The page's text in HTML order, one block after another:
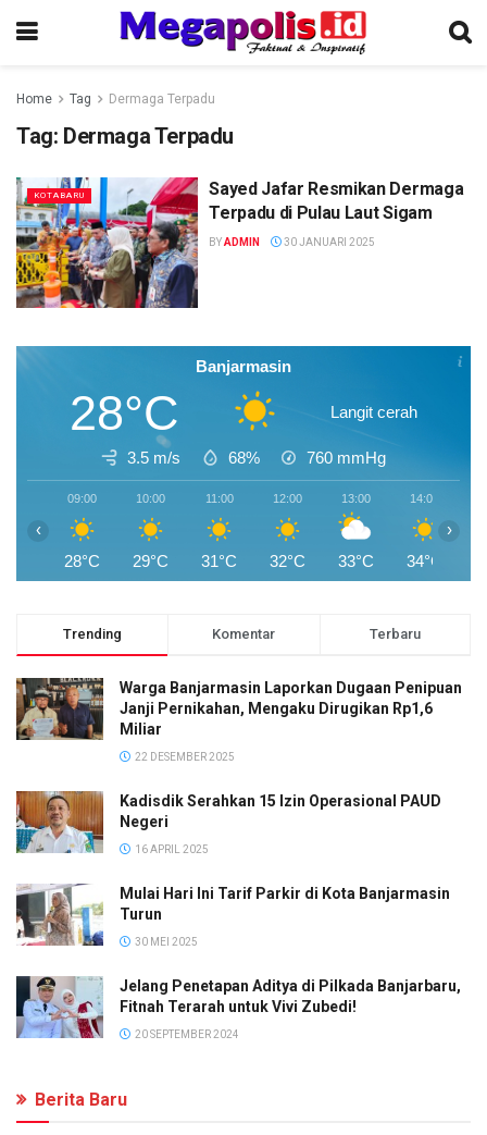
Home Tag Dermaga Terpadu
Tag: Dermaga Terpadu
KOTABARU
Sayed Jafar Resmikan Dermaga
Terpadu di Pulau Laut Sigam
BYADMIN 30 JANUARI 2025
Banjarmasin
28°C Langit cerah
3.5 m/s 68% 760 mmHg
09:00
28°C
10:00
29°C
11:00
31°C
12:00
32°C
13:00
33°C
14:00
34°C
‹ ›
Trending Komentar Terbaru
Warga Banjarmasin Laporkan Dugaan Penipuan
Janji Pernikahan, Mengaku Dirugikan Rp1,6
Miliar
22 DESEMBER 2025
Kadisdik Serahkan 15 Izin Operasional PAUD
Negeri
16 APRIL 2025
Mulai Hari Ini Tarif Parkir di Kota Banjarmasin
Turun
30 MEI 2025
Jelang Penetapan Aditya di Pilkada Banjarbaru,
Fitnah Terarah untuk Vivi Zubedi!
20 SEPTEMBER 2024
Berita Baru